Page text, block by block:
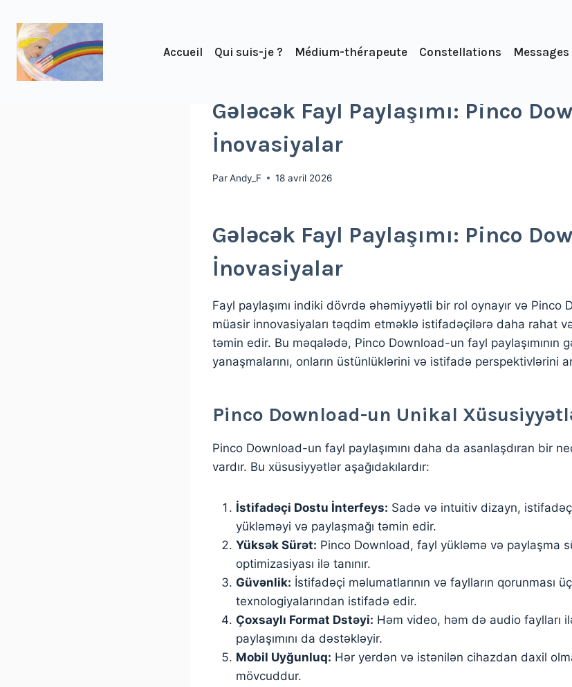
Accueil Qui suis-je ? Médium-thérapeute Constellations Messages
Gələcək Fayl Paylaşımı: Pinco
İnovasiyalar
ParAndy_F 18 avril 2026
Gələcək Fayl Paylaşımı: Pinco
İnovasiyalar
Fayl paylaşımı indiki dövrdə əhəmiyyətli bir rol oynayır və Pinco
müasir innovasiyaları təqdim etməklə istifadəçilərə daha rahat
təmin edir. Bu məqalədə, Pinco Download-un fayl paylaşımının
yanaşmalarını, onların üstünlüklərini və istifadə perspektivlərini
Pinco Download-un Unikal
Pinco Download-un fayl paylaşımını daha da asanlaşdıran bir
vardır. Bu xüsusiyyətlər aşağıdakılardır:
İstifadəçi Dostu İnterfeys: Sadə və intuitiv dizayn,
yükləməyi və paylaşmağı təmin edir.
Yüksək Sürət: Pinco Download, fayl yükləmə və paylaşma
optimizasiyası ilə tanınır.
Güvənlik: İstifadəçi məlumatlarının və faylların qorunması
texnologiyalarından istifadə edir.
Çoxsaylı Format Dstəyi: Həm video, həm də audio faylları
paylaşımını da dəstəkləyir.
Mobil Uyğunluq: Hər yerdən və istənilən cihazdan daxil
mövcuddur.